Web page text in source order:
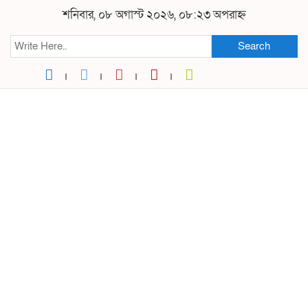
শনিবার, ০৮ অগাস্ট ২০২৬, ০৮:২৩ অপরাহ্ন
Search